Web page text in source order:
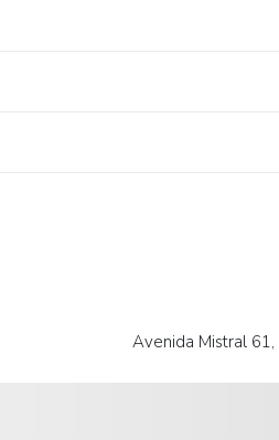
Avenida Mistral 61,